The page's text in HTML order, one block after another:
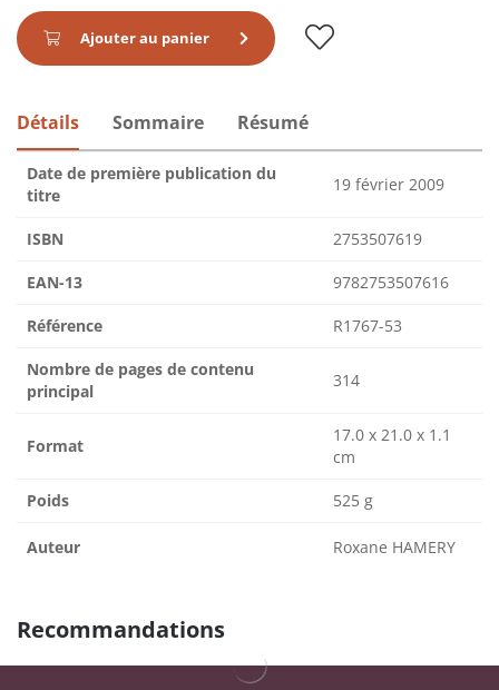
Ajouter au panier
Détails Sommaire Résumé
Date de première publication du
titre
19 février 2009
ISBN 2753507619
EAN-13 9782753507616
Référence R1767-53
Nombre de pages de contenu
principal
314
Format
17.0 x 21.0 x 1.1
cm
Poids 525 g
Auteur Roxane HAMERY
Recommandations